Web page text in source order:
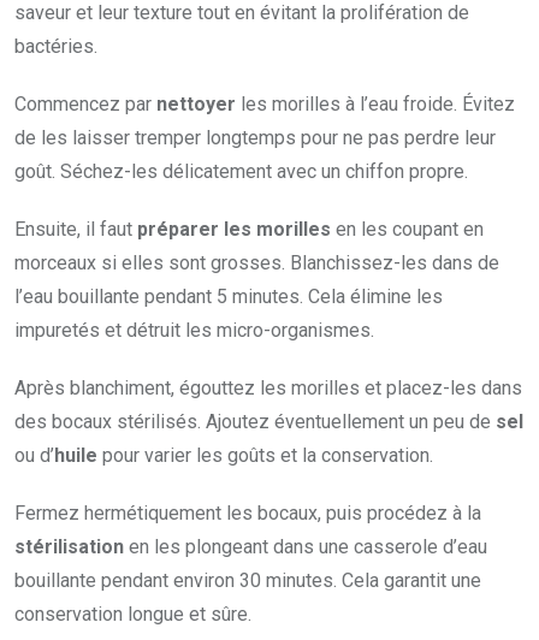
saveur et leur texture tout en évitant la prolifération de
bactéries.
Commencez par nettoyer les morilles à l’eau froide. Évitez
de les laisser tremper longtemps pour ne pas perdre leur
goût. Séchez-les délicatement avec un chiffon propre.
Ensuite, il faut préparer les morilles en les coupant en
morceaux si elles sont grosses. Blanchissez-les dans de
l’eau bouillante pendant 5 minutes. Cela élimine les
impuretés et détruit les micro-organismes.
Après blanchiment, égouttez les morilles et placez-les dans
des bocaux stérilisés. Ajoutez éventuellement un peu de sel
ou d’huile pour varier les goûts et la conservation.
Fermez hermétiquement les bocaux, puis procédez à la
stérilisation en les plongeant dans une casserole d’eau
bouillante pendant environ 30 minutes. Cela garantit une
conservation longue et sûre.